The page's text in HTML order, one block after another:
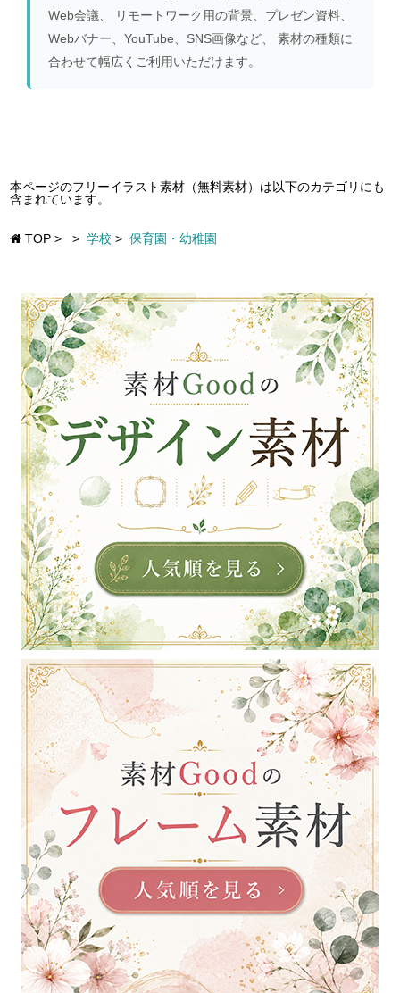
Web会議、 リモートワーク用の背景、プレゼン資料、
Webバナー、YouTube、SNS画像など、 素材の種類に
合わせて幅広くご利用いただけます。
本ページのフリーイラスト素材（無料素材）は以下のカテゴリにも
含まれています。
TOP > > 学校 > 保育園・幼稚園